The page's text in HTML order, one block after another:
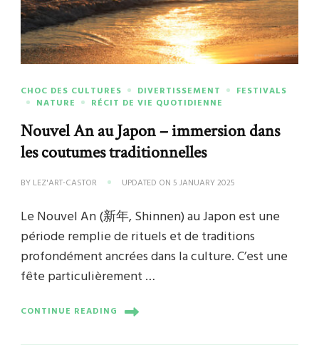
CHOC DES CULTURES DIVERTISSEMENT
FESTIVALS
NATURE
RÉCIT DE VIE QUOTIDIENNE
Nouvel An au Japon – immersion dans
les coutumes traditionnelles
BY LEZ'ART-CASTOR UPDATED ON 5 JANUARY 2025
Le Nouvel An (新年, Shinnen) au Japon est une
période remplie de rituels et de traditions
profondément ancrées dans la culture. C’est une
fête particulièrement …
CONTINUE READING